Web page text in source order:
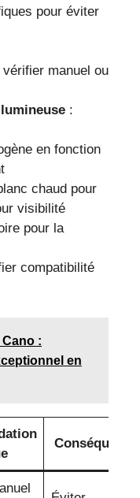
pour éviter
vérifier manuel ou
:
en fonction
chaud pour
visibilité
pour la
compatibilité
:
en
Conséquence